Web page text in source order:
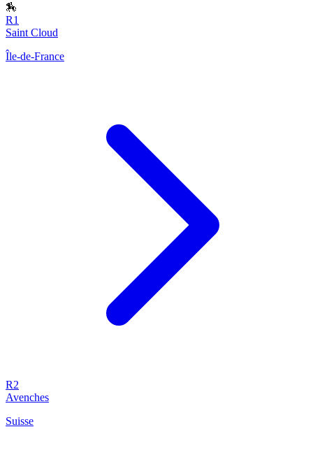
🏇
R1
Saint Cloud
Île-de-France
R2
Avenches
Suisse